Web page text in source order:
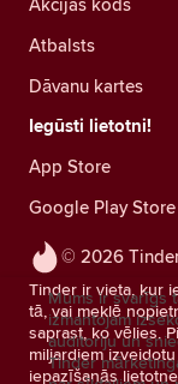
© 2026
Tinder ir vieta, kur
tā, vai meklē
saprast, ko vēlies.
miljardiem
iepazīšanās
Atbalsts
Dāvanu kartes
Iegūsti lietotni!
App Store
Google Play Store
Mums ir svarīgs
izmantojam
auditoriju un
Tinder